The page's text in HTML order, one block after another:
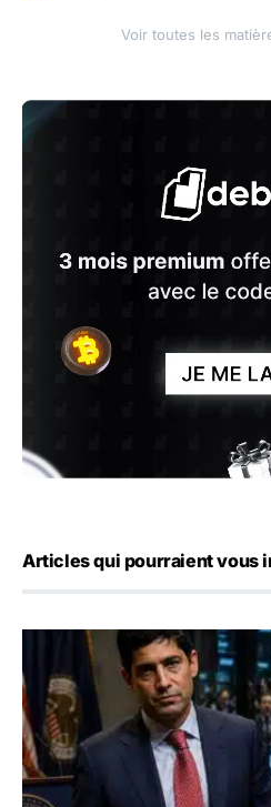
Voir toutes les
Articles qui pourraient vous
Emploi américain : 23 000